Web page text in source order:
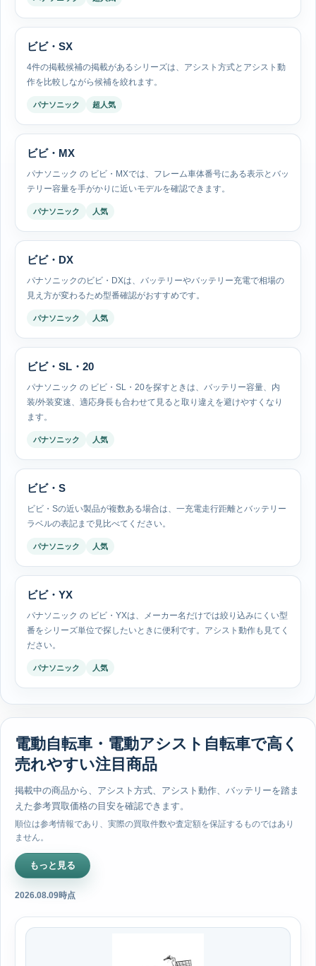
ビビ・SX
4件の掲載候補の掲載があるシリーズは、アシスト方式とアシスト動
作を比較しながら候補を絞れます。
パナソニック 超人気
ビビ・MX
パナソニック の ビビ・MXでは、フレーム車体番号にある表示とバッ
テリー容量を手がかりに近いモデルを確認できます。
パナソニック 人気
ビビ・DX
パナソニックのビビ・DXは、バッテリーやバッテリー充電で相場の
見え方が変わるため型番確認がおすすめです。
パナソニック 人気
ビビ・SL・20
パナソニック の ビビ・SL・20を探すときは、バッテリー容量、内
装/外装変速、適応身長も合わせて見ると取り違えを避けやすくなり
ます。
パナソニック 人気
ビビ・S
ビビ・Sの近い製品が複数ある場合は、一充電走行距離とバッテリー
ラベルの表記まで見比べてください。
パナソニック 人気
ビビ・YX
パナソニック の ビビ・YXは、メーカー名だけでは絞り込みにくい型
番をシリーズ単位で探したいときに便利です。アシスト動作も見てく
ださい。
パナソニック 人気
電動自転車・電動アシスト自転車で高く
売れやすい注目商品
掲載中の商品から、アシスト方式、アシスト動作、バッテリーを踏ま
えた参考買取価格の目安を確認できます。
順位は参考情報であり、実際の買取件数や査定額を保証するものではあり
ません。
もっと見る
2026.08.09時点